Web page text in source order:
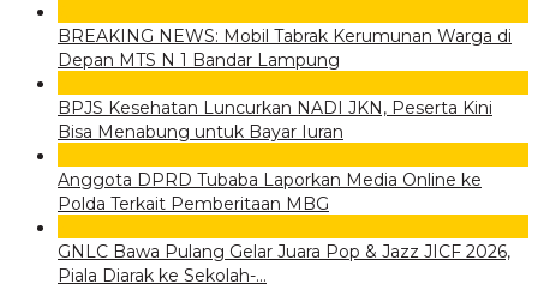
BREAKING NEWS: Mobil Tabrak Kerumunan Warga di
Depan MTS N 1 Bandar Lampung
BPJS Kesehatan Luncurkan NADI JKN, Peserta Kini
Bisa Menabung untuk Bayar Iuran
Anggota DPRD Tubaba Laporkan Media Online ke
Polda Terkait Pemberitaan MBG
GNLC Bawa Pulang Gelar Juara Pop & Jazz JICF 2026,
Piala Diarak ke Sekolah-…